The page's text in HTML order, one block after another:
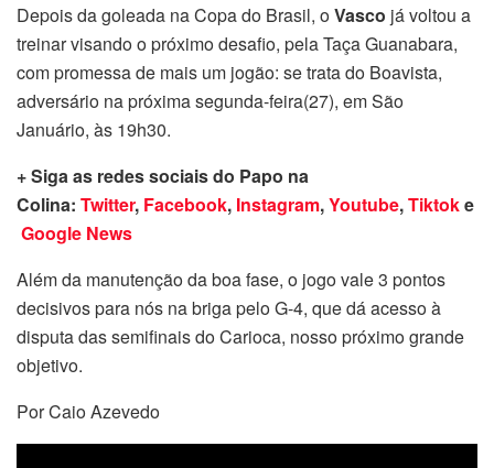
Depois da goleada na Copa do Brasil, oVasco já voltou a
treinar visando o próximo desafio, pela Taça Guanabara,
com promessa de mais um jogão: se trata do Boavista,
adversário na próxima segunda-feira(27), em São
Januário, às 19h30.
+ Siga as redes sociais do Papo na
Colina: Twitter, Facebook, Instagram,Youtube,Tiktoke
Google News
Além da manutenção da boa fase, o jogo vale 3 pontos
decisivos para nós na briga pelo G-4, que dá acesso à
disputa das semifinais do Carioca, nosso próximo grande
objetivo.
Por Caio Azevedo